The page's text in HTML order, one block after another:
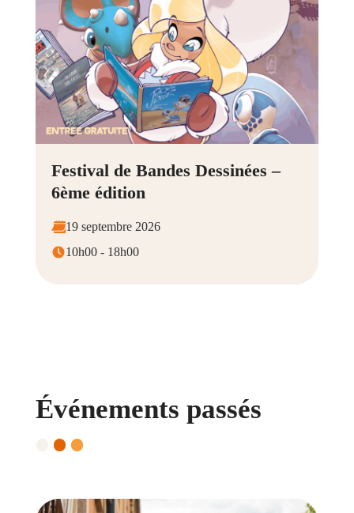
Festival de Bandes Dessinées –
6ème édition
19 septembre 2026
10h00 - 18h00
Événements passés